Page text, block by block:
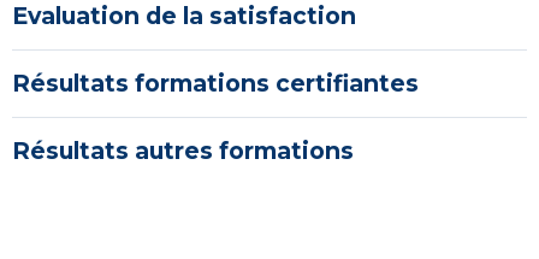
Evaluation de la satisfaction
Résultats formations certifiantes
Résultats autres formations